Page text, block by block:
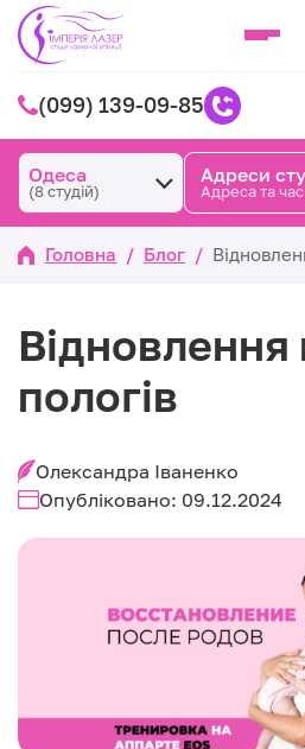
(099) 139-09-85
Одеса
(8 студій)
Адреси
Адреса та
Головна / Блог /
Відновлення
пологів
Олександра Іваненко
Опубліковано: 09.12.2024